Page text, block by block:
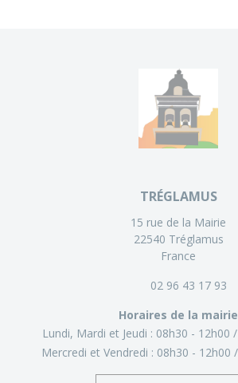
TRÉGLAMUS
15 rue de la Mairie
22540 Tréglamus
France
02 96 43 17 93
Horaires de la mairie
Lundi, Mardi et Jeudi : 08h30 - 12h00
Mercredi et Vendredi : 08h30 - 12h00